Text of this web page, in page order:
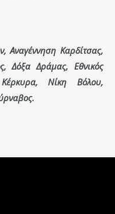
Αναγέννηση Καρδίτσας,
Δόξα Δράμας, Εθνικός
Νίκη Βόλου,